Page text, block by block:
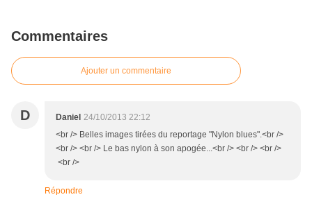
Commentaires
Ajouter un commentaire
D Daniel 24/10/2013 22:12
<br /> Belles images tirées du reportage "Nylon blues".<br />
<br /> <br /> Le bas nylon à son apogée...<br /> <br /> <br />
<br />
Répondre